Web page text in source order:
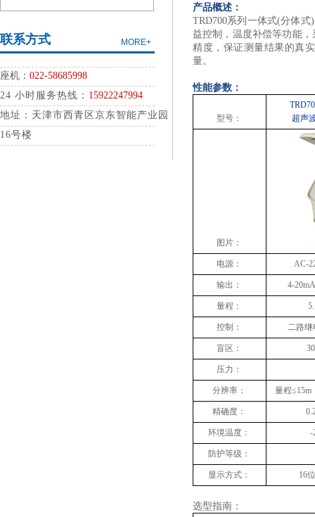
产品概述：
TRD700系列一体式(分体
益控制，温度补偿等功能
精度，保证测量结果的真
量。
性能参数：
型号：
超声
图片：
电源： AC-
输出： 4-20mA
量程：
控制： 二路
盲区：
压力：
分辨率： 量程≤15m
精确度：
环境温度： -
防护等级：
显示方式： 16
选型指南：
联系方式 MORE+
座机： 022-58685998
24 小时服务热线： 15922247994
地址：天津市西青区京东智能产业园
16号楼